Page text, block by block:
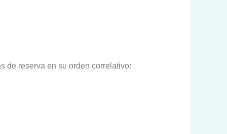
de reserva en su orden correlativo: